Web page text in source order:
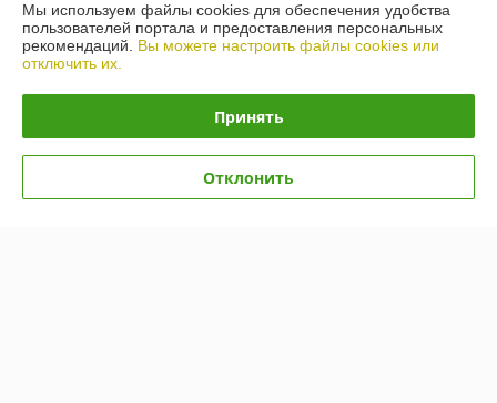
26.03.2021
Покупатель
Показать все отзывы
О нас
Мы используем файлы cookies для обеспечения удобства
пользователей портала и предоставления персональных
рекомендаций. Вы можете настроить файлы cookies или
отключить их.
Принять
Отклонить